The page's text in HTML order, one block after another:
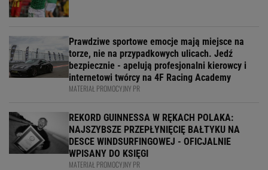
Prawdziwe sportowe emocje mają miejsce na
torze, nie na przypadkowych ulicach. Jedź
bezpiecznie - apelują profesjonalni kierowcy i
internetowi twórcy na 4F Racing Academy
MATERIAŁ PROMOCYJNY PR
REKORD GUINNESSA W RĘKACH POLAKA:
NAJSZYBSZE PRZEPŁYNIĘCIĘ BAŁTYKU NA
DESCE WINDSURFINGOWEJ - OFICJALNIE
WPISANY DO KSIĘGI
MATERIAŁ PROMOCYJNY PR